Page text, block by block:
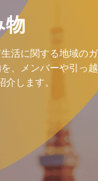
物
活に関する地域のガ
、メンバーや引っ越
します。